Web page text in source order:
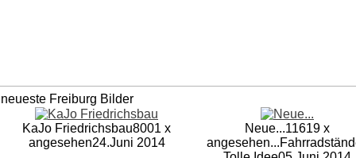
neueste Freiburg Bilder
KaJo Friedrichsbau8001 x
angesehen24.Juni 2014
Neue...11619 x
angesehen